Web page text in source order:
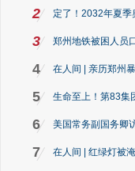
2 定了！2032年夏
3 郑州地铁被困人员
4 在人间 | 亲历郑州
5 生命至上！第83集
6 美国常务副国务卿
7 在人间 | 红绿灯被